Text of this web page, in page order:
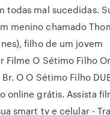
todas mal sucedidas.
menino chamado
filho de um jovem
Filme O Sétimo Filho
O O Sétimo Filho
online grátis. Assista
smart tv e celular -